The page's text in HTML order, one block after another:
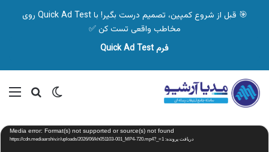
🎯 قبل از شروع کمپین، تصمیم درست بگیر! با Quick Ad Test روی
مخاطب واقعی تست کن ✅
فرم Quick Ad Test
تغییر پوسته
نمایشگر
ویدیو Media error: Format(s) not supported or source(s) not found
دریافت پرونده: https://cdn.mediaarshiv.ir/uploads/2026/06/kh051103-001_MP4-720.mp4?_=1